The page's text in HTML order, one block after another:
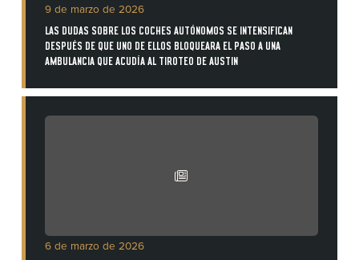
9 de marzo de 2026
LAS DUDAS SOBRE LOS COCHES AUTÓNOMOS SE INTENSIFICAN
DESPUÉS DE QUE UNO DE ELLOS BLOQUEARA EL PASO A UNA
AMBULANCIA QUE ACUDÍA AL TIROTEO DE AUSTIN
6 de marzo de 2026